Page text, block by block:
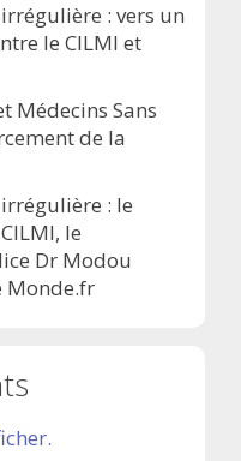
: vers un
le CILMI et
Médecins Sans
de la
: le
le
Dr Modou
Monde.fr